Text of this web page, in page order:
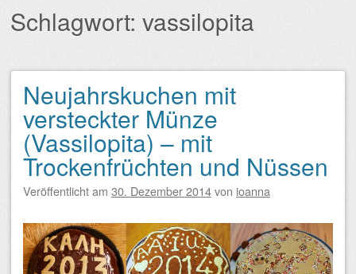
Schlagwort: vassilopita
Beitragsnavigation
Neujahrskuchen mit
versteckter Münze
(Vassilopita) – mit
Trockenfrüchten und Nüssen
Veröffentlicht am 30. Dezember 2014von ioanna